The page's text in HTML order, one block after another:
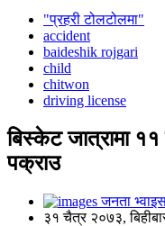
"प्रहरी टोलटोलमा"
accident
baideshik rojgari
child
chitwon
driving license
बिस्केट जात्रामा
पक्राउ
जनता
३१ चैत्र २०७३,